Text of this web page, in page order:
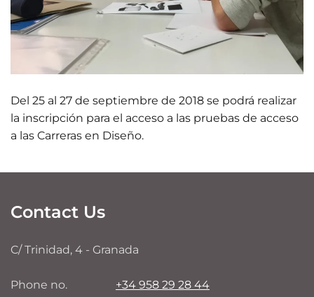
Del 25 al 27 de septiembre de 2018 se podrá realizar
la inscripción para el acceso a las pruebas de acceso
a las Carreras en Diseño.
Contact Us
C/ Trinidad, 4 - Granada
Phone no.
+34 958 29 28 44